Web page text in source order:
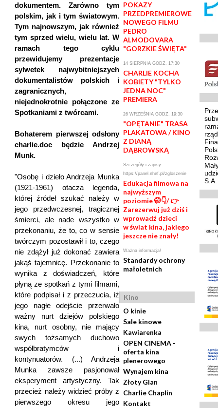
dokumentem. Zarówno tym
polskim, jak i tym światowym.
Tym najnowszym, jak również
tym sprzed wielu, wielu lat. W
ramach tego cyklu
przewidujemy prezentacje
sylwetek najwybitniejszych
dokumentalistów polskich i
zagranicznych,
niejednokrotnie połączone ze
Spotkaniami z twórcami.
Bohaterem pierwszej odsłony
charlie.doc będzie Andrzej
Munk.
"Osobę i dzieło Andrzeja Munka
(1921-1961) otacza legenda,
której źródeł szukać należy w
jego przedwczesnej, tragicznej
śmierci, ale nade wszystko w
przekonaniu, że to, co w sensie
twórczym pozostawił i to, czego
nie zdążył już dokonać zawiera
jakąś tajemnicę. Przekonanie to
wynika z doświadczeń, które
płyną ze spotkań z tymi filmami,
które podpisał i z przeczucia, iż
jego nagłe odejście przerwało
ważny nurt dziejów polskiego
kina, nurt osobny, nie mający
swych tożsamych duchowo
współbratymców i
kontynuatorów. (...) Andrzeja
Munka zawsze pasjonował
eksperyment artystyczny. Tak
przecież należy widzieć próby z
pierwszego okresu jego
POKAZY
PRZEDPREMIEROWE
NOWEGO FILMU
PEDRO
ALMODOVARA
"GORZKIE ŚWIĘTA"
14 SIERPNIA GODZ. 17:30
CHARLIE KOCHA
KOBIETY "TYLKO
JEDNA NOC"
PREMIERA
26 WRZEŚNIA GODZ. 19:30
"OPĘTANIE" TRASA
PLAKATOWA / KINO
Z DIANĄ
DĄBROWSKĄ
Szczegóły i zapisy:
https://panel.nhef.pl/zgloszenie
Edukacja filmowa na
najwyższym
poziomie 🤭👇/ 👉
Zarezerwuj już dziś i
wprowadź dzieci
w świat kina, jakiego
jeszcze nie znały!
Ważna informacja!
Standardy ochrony
małoletnich
Kino
O kinie
Sale kinowe
Kawiarenka
OPEN CINEMA -
oferta kina
plenerowego
Wynajem kina
Złoty Glan
Charlie Chaplin
Kontakt
S.A.